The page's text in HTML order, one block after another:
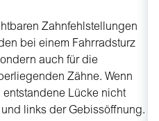
Zahnfehlstellungen
bei einem Fahrradsturz
auch für die
Zähne. Wenn
Lücke nicht
links der Gebissöffnung.